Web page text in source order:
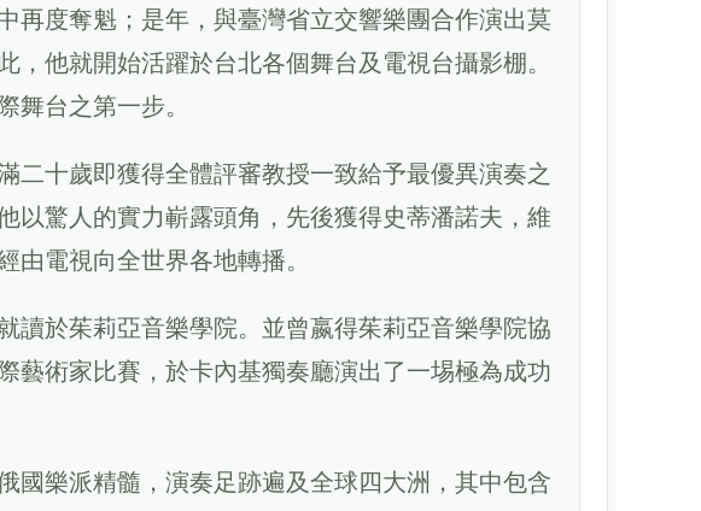
再度奪魁；是年，與臺灣省立交響樂團合作演出莫
他就開始活躍於台北各個舞台及電視台攝影棚。
舞台之第一步。
二十歲即獲得全體評審教授一致給予最優異演奏之
以驚人的實力嶄露頭角，先後獲得史蒂潘諾夫，維
由電視向全世界各地轉播。
讀於茱莉亞音樂學院。並曾嬴得茱莉亞音樂學院協
藝術家比賽，於卡內基獨奏廳演出了一埸極為成功
國樂派精髓，演奏足跡遍及全球四大洲，其中包含